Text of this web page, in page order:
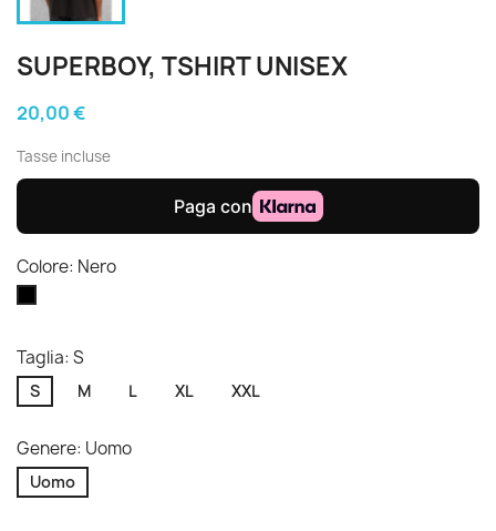
SUPERBOY, TSHIRT UNISEX
20,00 €
Tasse incluse
Colore: Nero
Taglia: S
S M L XL XXL
Genere: Uomo
Uomo